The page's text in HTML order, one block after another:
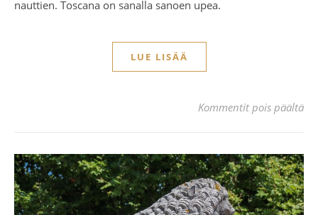
nauttien. Toscana on sanalla sanoen upea.
LUE LISÄÄ
Kommentit pois päältä